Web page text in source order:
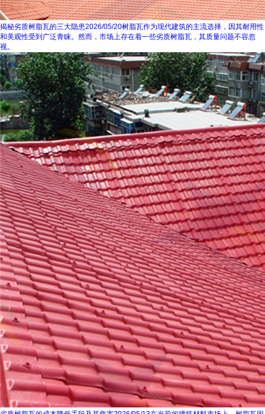
揭秘劣质树脂瓦的三大隐患2026/05/20树脂瓦作为现代建筑的主流选择，因其耐用性
和美观性受到广泛青睐。然而，市场上存在着一些劣质树脂瓦，其质量问题不容忽
视。